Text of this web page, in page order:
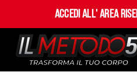
Accedi all' Area